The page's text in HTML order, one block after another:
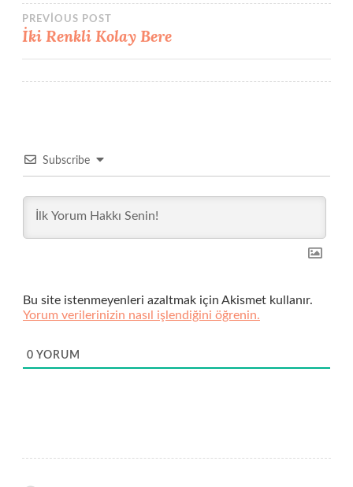
Yazı
PREVIOUS POST
İki Renkli Kolay Bere
Subscribe
Bu site istenmeyenleri azaltmak için Akismet kullanır.
Yorum verilerinizin nasıl işlendiğini öğrenin.
0 YORUM